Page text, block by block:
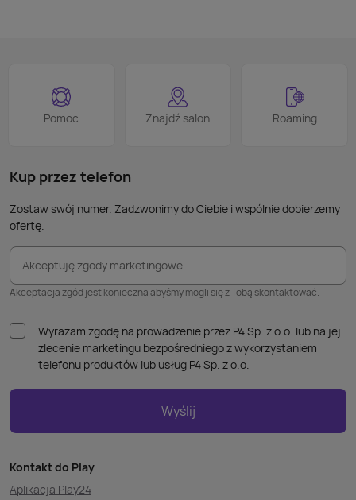
Pomoc Znajdź salon Roaming
Kup przez telefon
Zostaw swój numer. Zadzwonimy do Ciebie i wspólnie dobierzemy
ofertę.
Akceptuję zgody marketingowe
Akceptacja zgód jest konieczna abyśmy mogli się z Tobą skontaktować.
Wyrażam zgodę na prowadzenie przez P4 Sp. z o.o. lub na jej
zlecenie marketingu bezpośredniego z wykorzystaniem
telefonu produktów lub usług P4 Sp. z o.o.
Wyślij
Kontakt do Play
Aplikacja Play24